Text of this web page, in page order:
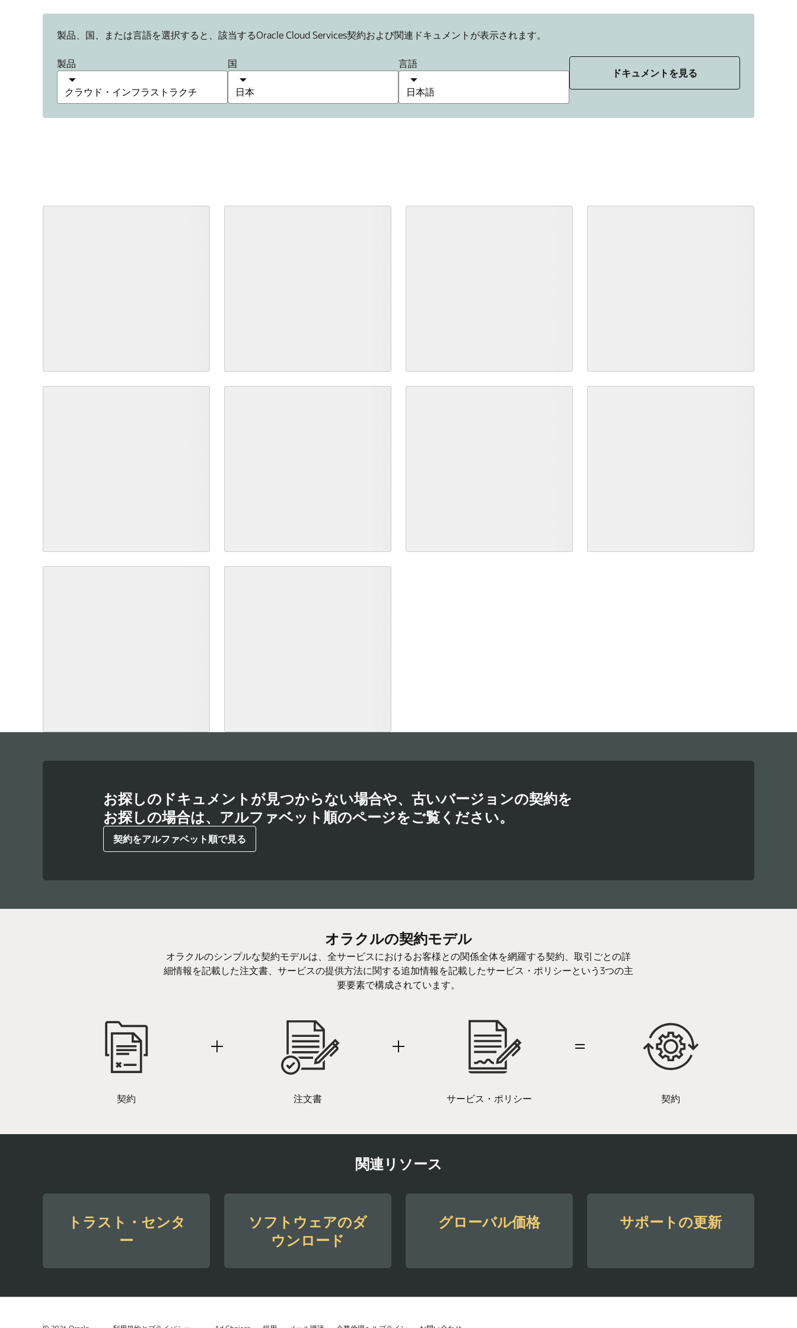
製品、国、または言語を選択すると、該当するOracle Cloud Services契約および関連ドキュメントが表示されます。
製品 国 言語
ドキュメントを見る
お探しのドキュメントが見つからない場合や、古いバージョンの契約を
お探しの場合は、アルファベット順のページをご覧ください。
契約をアルファベット順で見る
オラクルの契約モデル
オラクルのシンプルな契約モデルは、全サービスにおけるお客様との関係全体を網羅する契約、取引ごとの詳
細情報を記載した注文書、サービスの提供方法に関する追加情報を記載したサービス・ポリシーという3つの主
要要素で構成されています。
契約 注文書 サービス・ポリシー 契約
関連リソース
トラスト・センタ
ー
ソフトウェアのダ
ウンロード
グローバル価格 サポートの更新